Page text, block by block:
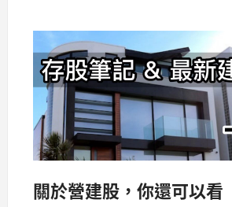
關於營建股，你還可以看